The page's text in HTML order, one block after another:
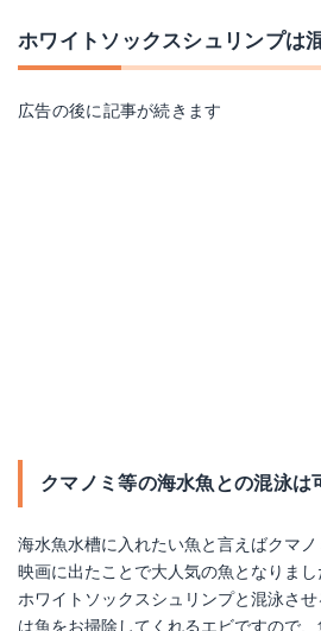
ホワイトソックスシュリンプは
広告の後に記事が続きます
クマノミ等の海水魚との混泳は
海水魚水槽に入れたい魚と言えばクマ
映画に出たことで大人気の魚となりま
ホワイトソックスシュリンプと混泳さ
は魚をお掃除してくれるエビですので